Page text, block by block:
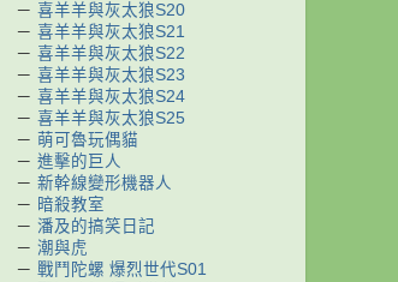
－ 喜羊羊與灰太狼S20
－ 喜羊羊與灰太狼S21
－ 喜羊羊與灰太狼S22
－ 喜羊羊與灰太狼S23
－ 喜羊羊與灰太狼S24
－ 喜羊羊與灰太狼S25
－ 萌可魯玩偶貓
－ 進擊的巨人
－ 新幹線變形機器人
－ 暗殺教室
－ 潘及的搞笑日記
－ 潮與虎
－ 戰鬥陀螺 爆烈世代S01